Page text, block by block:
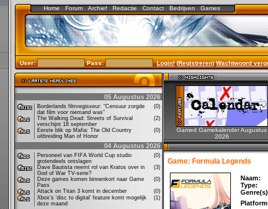
Home Forum Archief Redactie Contact Bedrijven Games
User: Pass: Login!(Registreren)Wachtwoord
05 Augustus 2026
Borderlands filmregisseur: "Censuur zorgde
dat film voor niemand was"
(0)
The Walking Dead: Streets of Survival
verschijnt 18 september
(2)
Eerste blik op Mafia: The Old Country
uitbreiding Man of Honor
(0)
04 Augustus 2026
Personeel van FIFA World Cup studio
grotendeels ontslagen
(0)
Dave Bautista neemt rol van Kratos over in
God of War TV-serie?
(3)
Deze games komen binnenkort naar Game
Pass
(0)
Attack on Titan 3 komt in december
(0)
Xbox’s ‘disc to digital’ feature komt mogelijk
deze maand
(1)
Gamed Gamekalender Augustus
2026
Game: Formula Legends
Naam:
Type: